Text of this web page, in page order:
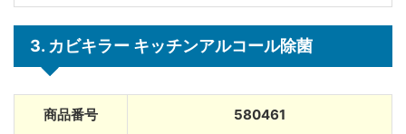
3. カビキラー キッチンアルコール除菌
商品番号 580461